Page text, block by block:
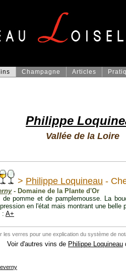
Champagne Articles
Philippe
Vallée de la Loire
> Philippe Loquineau -
- Domaine de la Plante d'Or
de pomme et de pamplemousse. La
en l'état mais montrant une belle
: A+
les verres pour une explication du système de
Voir d'autres vins de Philippe Loquineau